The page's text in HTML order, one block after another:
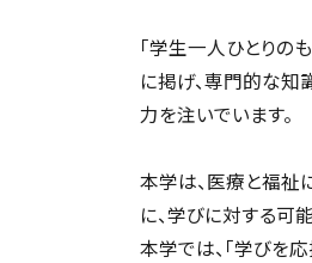
「学生一人ひとりの
に掲げ、専門的な知
力を注いでいます。
本学は、医療と福祉
に、学びに対する可
本学では、「学びを